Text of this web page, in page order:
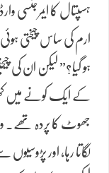
ہسپتال کا ایمرجنسی
ارم کی ساس چیختی
ہو گیا؟” لیکن ان کی
کے ایک کونے میں
جھوٹ کا پردہ تھے۔
لگاتا رہا، اور